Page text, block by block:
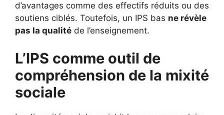
d’avantages comme des effectifs réduits ou des
soutiens ciblés. Toutefois, un IPS bas ne révèle
pas la qualité de l’enseignement.
L’IPS comme outil de
compréhension de la mixité
sociale